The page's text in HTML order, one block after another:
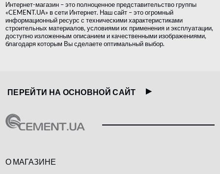
Интернет-магазин – это полноценное представительство группы
«CEMENT.UA» в сети Интернет. Наш сайт – это огромный
информационный ресурс с техническими характеристиками
строительных материалов, условиями их применения и эксплуатации,
доступно изложенным описанием и качественными изображениями,
благодаря которым Вы сделаете оптимальный выбор.
ПЕРЕЙТИ НА ОСНОВНОЙ САЙТ
О МАГАЗИНЕ